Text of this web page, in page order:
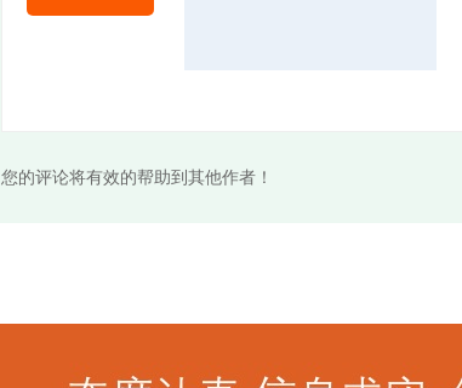
您的评论将有效的帮助到其他作者！